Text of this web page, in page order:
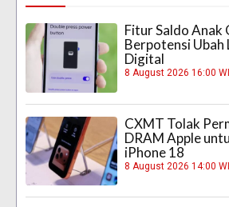
Fitur Saldo Anak
Berpotensi Ubah
Digital
8 August 2026 16:00
CXMT Tolak
DRAM Apple
iPhone 18
8 August 2026 14:00